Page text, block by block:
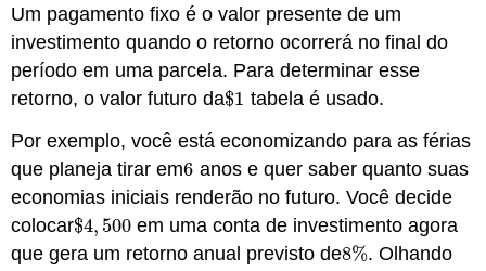
Um pagamento fixo é o valor presente de um
investimento quando o retorno ocorrerá no final do
período em uma parcela. Para determinar esse
retorno, o valor futuro da$1
$1 tabela é usado.
Por exemplo, você está economizando para as férias
que planeja tirar em6
6 anos e quer saber quanto suas
economias iniciais renderão no futuro. Você decide
colocar$4, 500
$4, 500 em uma conta de investimento agora
que gera um retorno anual previsto de8%
8%. Olhando